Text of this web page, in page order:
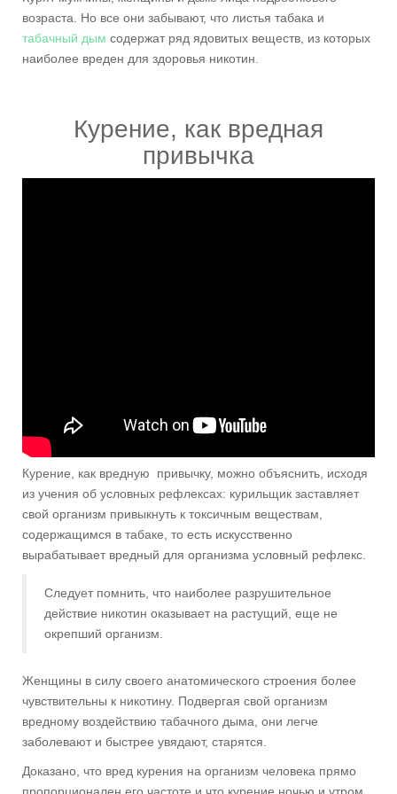
возраста. Но все они забывают, что листья табака и
табачный дым содержат ряд ядовитых веществ, из которых
наиболее вреден для здоровья никотин.
Курение, как вредная
привычка
Курение, как вредную привычку, можно объяснить, исходя
из учения об условных рефлексах: курильщик заставляет
свой организм привыкнуть к токсичным веществам,
содержащимся в табаке, то есть искусственно
вырабатывает вредный для организма условный рефлекс.
Следует помнить, что наиболее разрушительное
действие никотин оказывает на растущий, еще не
окрепший организм.
Женщины в силу своего анатомического строения более
чувствительны к никотину. Подвергая свой организм
вредному воздействию табачного дыма, они легче
заболевают и быстрее увядают, старятся.
Доказано, что вред курения на организм человека прямо
пропорционален его частоте и что курение ночью и утром,